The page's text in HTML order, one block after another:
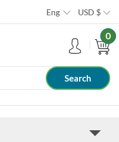
Eng USD $
0